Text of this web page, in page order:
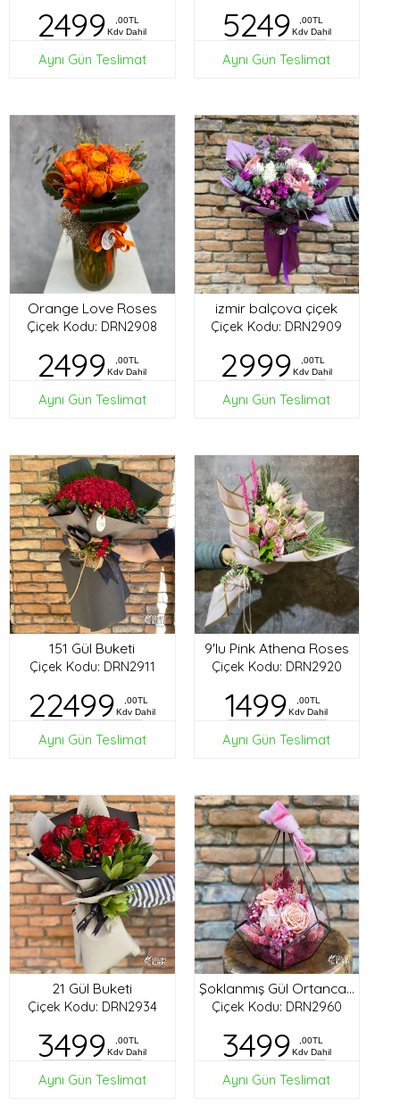
2499
,00TL
Kdv Dahil
Aynı Gün Teslimat
5249
,00TL
Kdv Dahil
Aynı Gün Teslimat
Orange Love Roses
Çiçek Kodu: DRN2908
2499
,00TL
Kdv Dahil
Aynı Gün Teslimat
izmir balçova çiçek
Çiçek Kodu: DRN2909
2999
,00TL
Kdv Dahil
Aynı Gün Teslimat
151 Gül Buketi
Çiçek Kodu: DRN2911
22499
,00TL
Kdv Dahil
Aynı Gün Teslimat
9'lu Pink Athena Roses
Çiçek Kodu: DRN2920
1499
,00TL
Kdv Dahil
Aynı Gün Teslimat
21 Gül Buketi
Çiçek Kodu: DRN2934
3499
,00TL
Kdv Dahil
Aynı Gün Teslimat
Şoklanmış Gül Ortanca Tasarım
Çiçek Kodu: DRN2960
3499
,00TL
Kdv Dahil
Aynı Gün Teslimat